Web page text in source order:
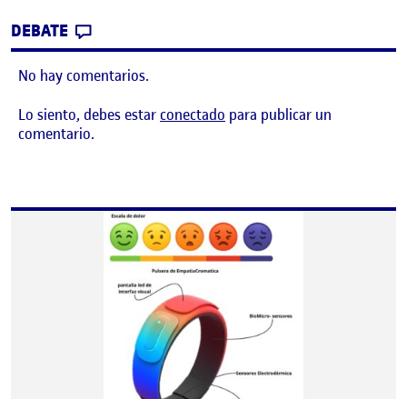
DEBATE
No hay comentarios.
Lo siento, debes estarconectado para publicar un
comentario.